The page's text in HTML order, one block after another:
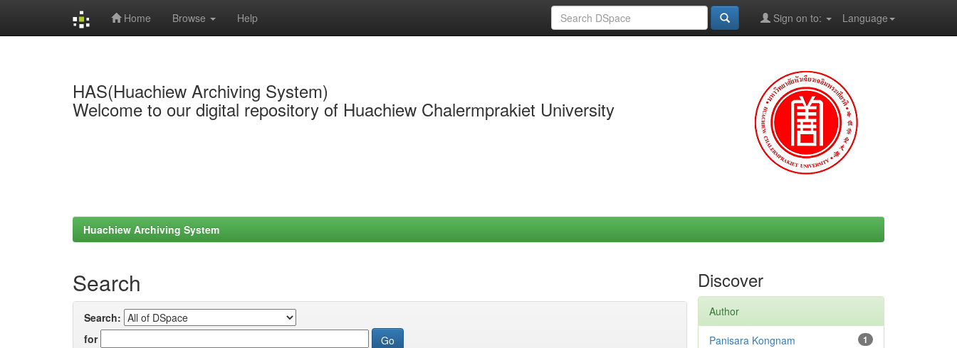
Home Browse Help Language
Sign on to:
HAS(Huachiew Archiving System)
Welcome to our digital repository of Huachiew Chalermprakiet University
Huachiew Archiving System
Search
Search:
for
Discover
Author
1
Panisara Kongnam